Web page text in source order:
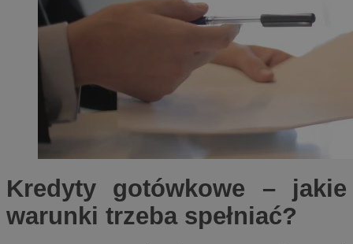
Kredyty gotówkowe – jakie
warunki trzeba spełniać?